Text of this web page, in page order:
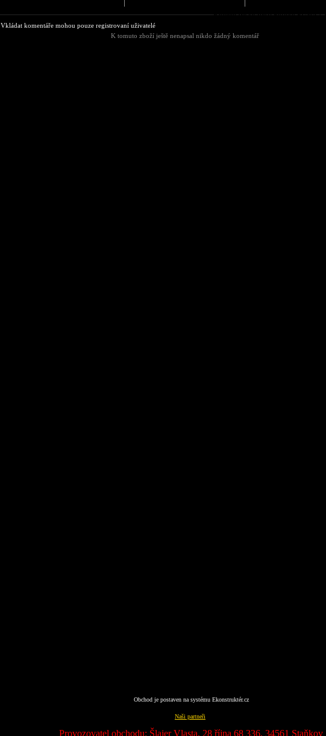
Komentáře ke zboží Potítko PUMA 2
Vkládat komentáře mohou pouze registrovaní uživatelé
K tomuto zboží ještě nenapsal nikdo žádný komentář
Obchod je postaven na systému Ekonstruktér.cz
Naši partneři
Provozovatel obchodu: Šlajer Vlasta, 28 října 68 336, 34561 Staňkov